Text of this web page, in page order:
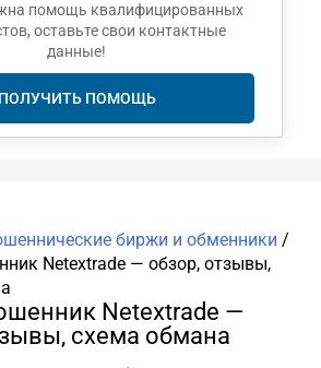
помощь квалифицированных
оставьте свои контактные
данные!
ПОЛУЧИТЬ ПОМОЩЬ
биржи и обменники /
Netextrade — обзор, отзывы,
Netextrade —
схема обмана